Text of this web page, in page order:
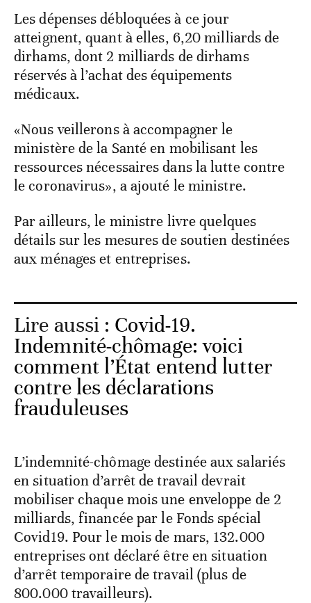
Les dépenses débloquées à ce jour
atteignent, quant à elles, 6,20 milliards de
dirhams, dont 2 milliards de dirhams
réservés à l’achat des équipements
médicaux.
«Nous veillerons à accompagner le
ministère de la Santé en mobilisant les
ressources nécessaires dans la lutte contre
le coronavirus», a ajouté le ministre.
Par ailleurs, le ministre livre quelques
détails sur les mesures de soutien destinées
aux ménages et entreprises.
Lire aussi : Covid-19.
Indemnité-chômage: voici
comment l’État entend lutter
contre les déclarations
frauduleuses
L’indemnité-chômage destinée aux salariés
en situation d’arrêt de travail devrait
mobiliser chaque mois une enveloppe de 2
milliards, financée par le Fonds spécial
Covid19. Pour le mois de mars, 132.000
entreprises ont déclaré être en situation
d’arrêt temporaire de travail (plus de
800.000 travailleurs).